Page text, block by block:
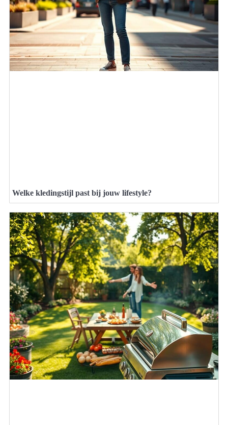
Welke kledingstijl past bij jouw lifestyle?